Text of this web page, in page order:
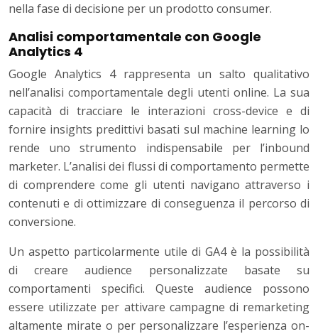
nella fase di decisione per un prodotto consumer.
Analisi comportamentale con Google
Analytics 4
Google Analytics 4 rappresenta un salto qualitativo
nell’analisi comportamentale degli utenti online. La sua
capacità di tracciare le interazioni cross-device e di
fornire insights predittivi basati sul machine learning lo
rende uno strumento indispensabile per l’inbound
marketer. L’analisi dei flussi di comportamento permette
di comprendere come gli utenti navigano attraverso i
contenuti e di ottimizzare di conseguenza il percorso di
conversione.
Un aspetto particolarmente utile di GA4 è la possibilità
di creare audience personalizzate basate su
comportamenti specifici. Queste audience possono
essere utilizzate per attivare campagne di remarketing
altamente mirate o per personalizzare l’esperienza on-